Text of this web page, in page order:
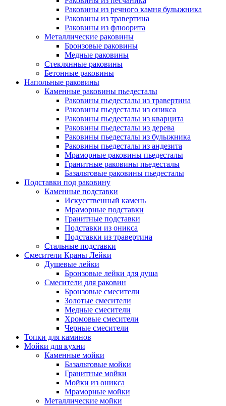
Раковины из речного камня булыжника
Раковины из травертина
Раковины из флюорита
Металлические раковины
Бронзовые раковины
Медные раковины
Стеклянные раковины
Бетонные раковины
Напольные раковины
Каменные раковины пьедесталы
Раковины пьедесталы из травертина
Раковины пьедесталы из оникса
Раковины пьедесталы из кварцита
Раковины пьедесталы из дерева
Раковины пьедесталы из булыжника
Раковины пьедесталы из андезита
Мраморные раковины пьедесталы
Гранитные раковины пьедесталы
Базальтовые раковины пьедесталы
Подставки под раковину
Каменные подставки
Искусственный камень
Мраморные подставки
Гранитные подставки
Подставки из оникса
Подставки из травертина
Стальные подставки
Смесители Краны Лейки
Душевые лейки
Бронзовые лейки для душа
Смесители для раковин
Бронзовые смесители
Золотые смесители
Медные смесители
Хромовые смесители
Черные смесители
Топки для каминов
Мойки для кухни
Каменные мойки
Базальтовые мойки
Гранитные мойки
Мойки из оникса
Мраморные мойки
Металлические мойки